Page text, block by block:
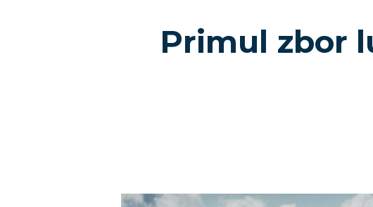
Primul zbor